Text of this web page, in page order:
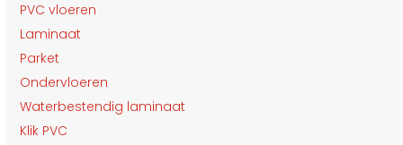
PVC vloeren
Laminaat
Parket
Ondervloeren
Waterbestendig laminaat
Klik PVC